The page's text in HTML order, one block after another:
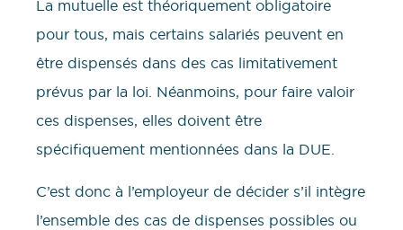
La mutuelle est théoriquement obligatoire
pour tous, mais certains salariés peuvent en
être dispensés dans des cas limitativement
prévus par la loi. Néanmoins, pour faire valoir
ces dispenses, elles doivent être
spécifiquement mentionnées dans la DUE.
C’est donc à l’employeur de décider s’il intègre
l’ensemble des cas de dispenses possibles ou